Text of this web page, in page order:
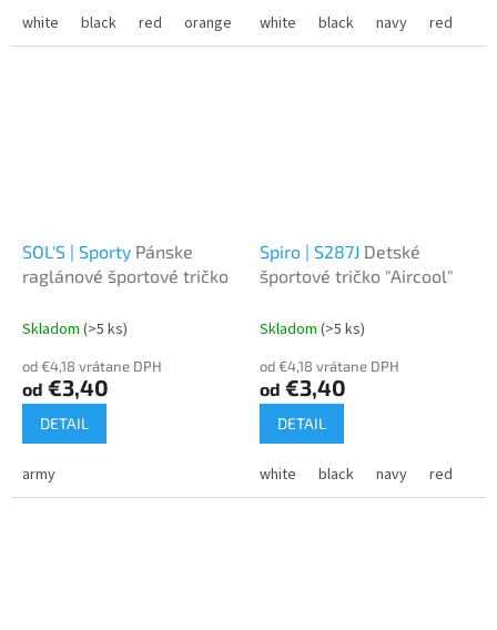
white black red orange violet fuchsia lime
white black navy red
SOL'S | Sporty Pánske
raglánové športové tričko
Skladom (>5 ks)
od €4,18 vrátane DPH
od €3,40
DETAIL
army
Spiro | S287J Detské
športové tričko "Aircool"
Skladom (>5 ks)
od €4,18 vrátane DPH
od €3,40
DETAIL
white black navy red